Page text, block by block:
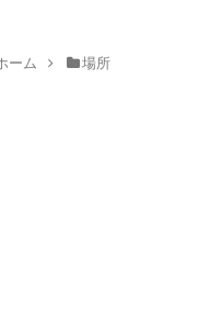
ーム 場所